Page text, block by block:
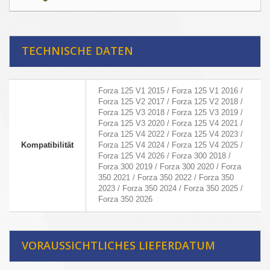
TECHNISCHE DATEN
Kompatibilität
Forza 125 V1 2015 / Forza 125 V1 2016 /
Forza 125 V2 2017 / Forza 125 V2 2018 /
Forza 125 V3 2018 / Forza 125 V3 2019 /
Forza 125 V3 2020 / Forza 125 V4 2021 /
Forza 125 V4 2022 / Forza 125 V4 2023 /
Forza 125 V4 2024 / Forza 125 V4 2025 /
Forza 125 V4 2026 / Forza 300 2018 /
Forza 300 2019 / Forza 300 2020 / Forza
350 2021 / Forza 350 2022 / Forza 350
2023 / Forza 350 2024 / Forza 350 2025 /
Forza 350 2026
VORAUSSICHTLICHES LIEFERDATUM